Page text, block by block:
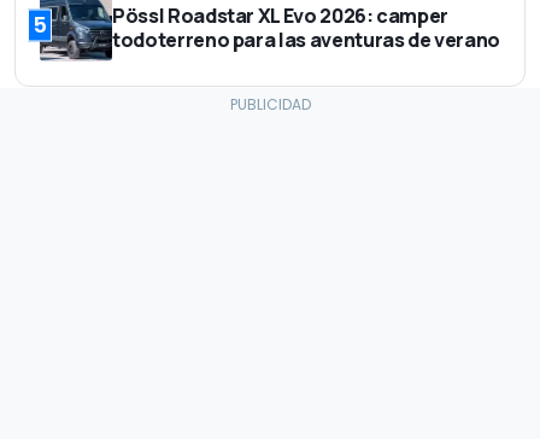
5
Pössl Roadstar XL Evo 2026: camper
todoterreno para las aventuras de verano